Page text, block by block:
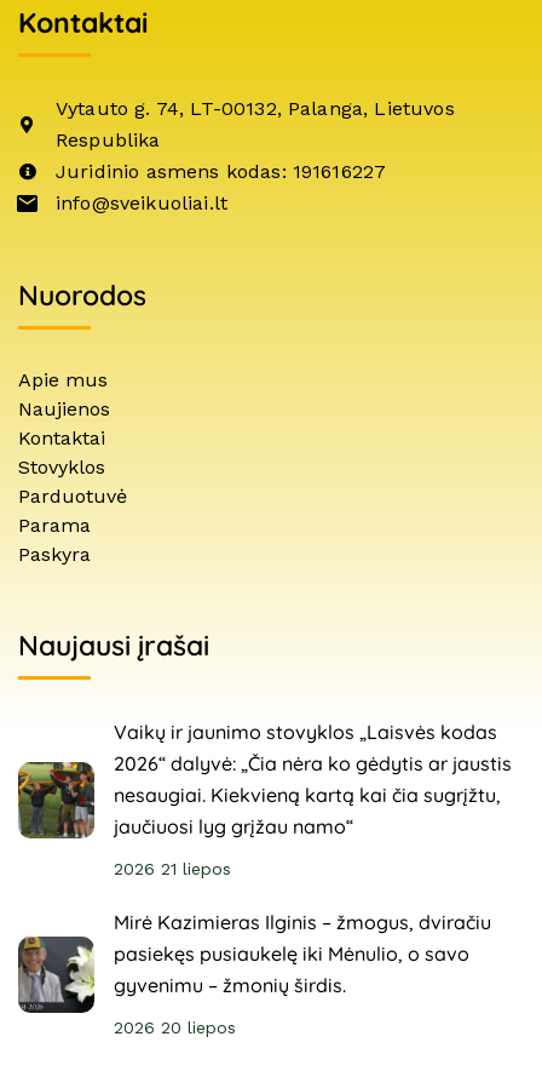
Kontaktai
Vytauto g. 74, LT-00132, Palanga, Lietuvos
Respublika
Juridinio asmens kodas: 191616227
info@sveikuoliai.lt
Nuorodos
Apie mus
Naujienos
Kontaktai
Stovyklos
Parduotuvė
Parama
Paskyra
Naujausi įrašai
Vaikų ir jaunimo stovyklos „Laisvės kodas
2026“ dalyvė: „Čia nėra ko gėdytis ar jaustis
nesaugiai. Kiekvieną kartą kai čia sugrįžtu,
jaučiuosi lyg grįžau namo“
2026 21 liepos
Mirė Kazimieras Ilginis – žmogus, dviračiu
pasiekęs pusiaukelę iki Mėnulio, o savo
gyvenimu – žmonių širdis.
2026 20 liepos